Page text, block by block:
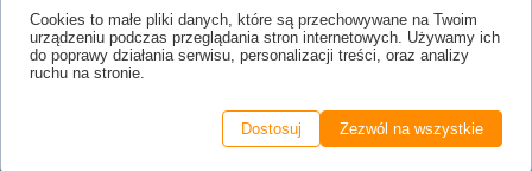
Cookies to małe pliki danych, które są przechowywane na Twoim
urządzeniu podczas przeglądania stron internetowych. Używamy ich
do poprawy działania serwisu, personalizacji treści, oraz analizy
ruchu na stronie.
Dostosuj Zezwól na wszystkie